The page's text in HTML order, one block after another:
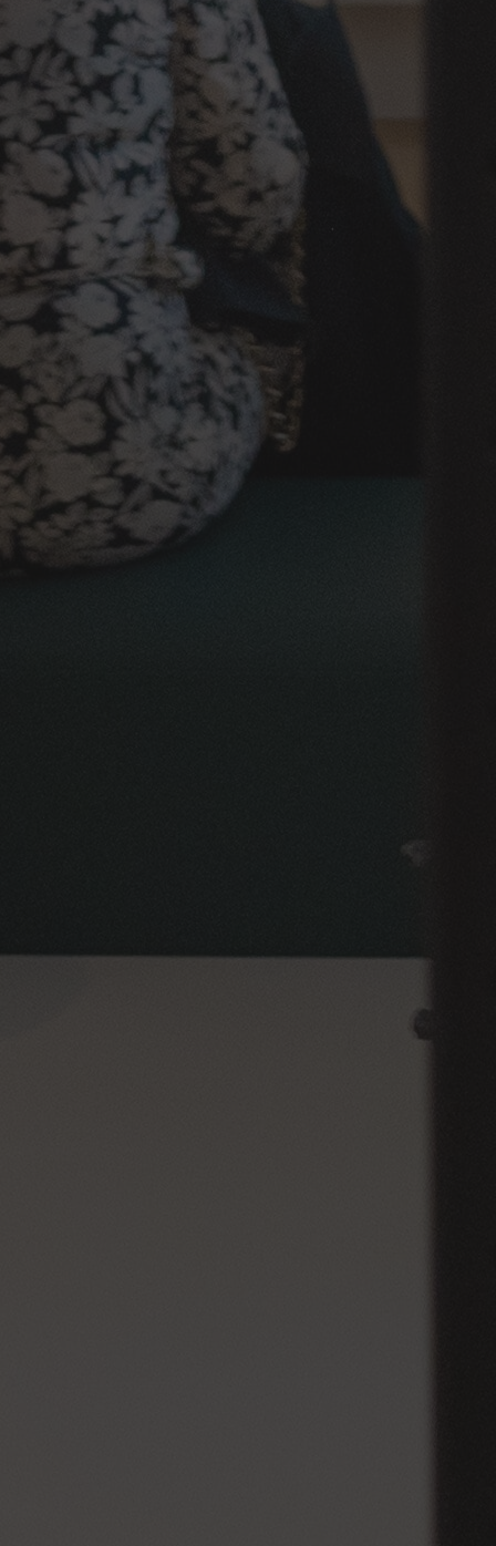
Entreprise - CE
Professionnel
Journaliste